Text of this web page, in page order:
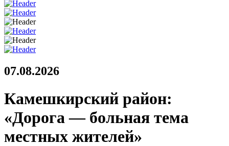
07.08.2026
Камешкирский район:
«Дорога — больная тема
местных жителей»